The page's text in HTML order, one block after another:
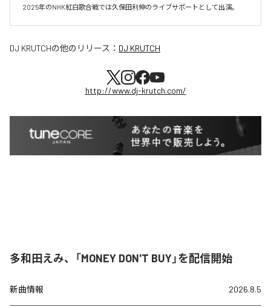
DJ KRUTCHの他のリリース： DJ KRUTCH
http://www.dj-krutch.com/
多和田えみ、「MONEY DON'T BUY」を配信開始
新曲情報 2026.8.5